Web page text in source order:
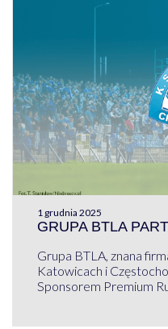
1 grudnia 2025
GRUPA BTLA
Grupa BTLA, znana
Katowicach i
Sponsorem Premium